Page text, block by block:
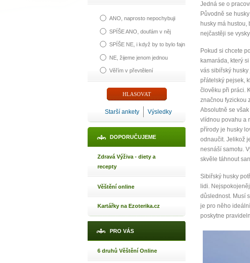
10
...
Máte pocit, že
Jak mít více
Jak vnést do
ANO, naprosto nepochybuji
SPÍŠE ANO, doufám v něj
SPÍŠE NE, i když by to bylo fajn
NE, žijeme jenom jednou
Věřím v převtělení
Starší ankety Výsledky
DOPORUČUJEME
Zdravá Výživa - diety a
recepty
Věštění online
Kartářky na Ezoterika.cz
PRO VÁS
6 druhů Věštění Online
Jedná se o
Původně se
husky má
nejčastěji se
Pokud si chcete
kamaráda, který
vás sibiřský
přátelský pejsek,
člověku při práci.
značnou fyzickou
Absolutně se
vlídnou povahu a
přírody je husky
odnaučit. Jelikož
nesnáší samotu.
skvěle táhnout
Sibiřský husky
lidi.
důslednost. Musí
je pro něho
poskytne